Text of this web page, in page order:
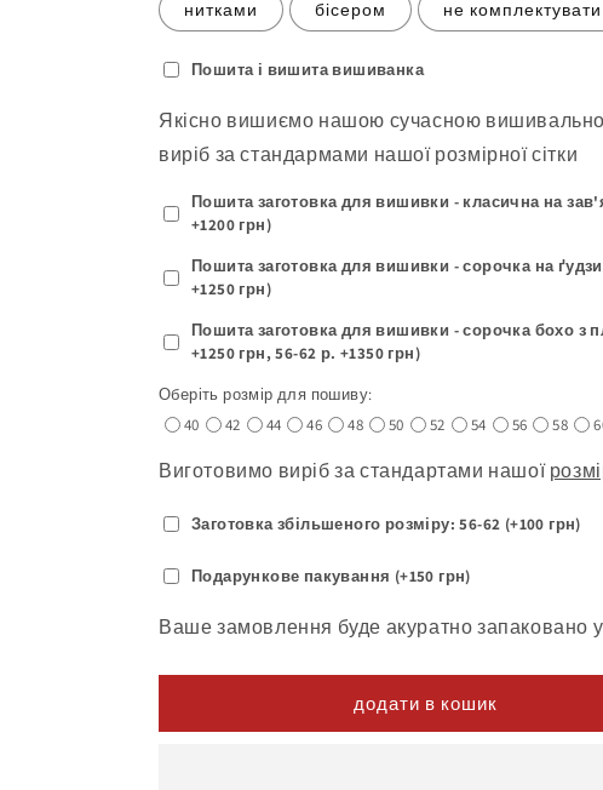
нитками бісером не комплектувати
Пошита і вишита вишиванка
Якісно вишиємо нашою сучасною
виріб за стандармами нашої розмірної сітки
Пошита заготовка для вишивки - класична на
+1200 грн)
Пошита заготовка для вишивки - сорочка на
+1250 грн)
Пошита заготовка для вишивки - сорочка бохо з
+1250 грн, 56-62 р. +1350 грн)
Оберіть розмір для пошиву:
40
42 44 46 48 50 52 54 56 58
Виготовимо виріб за стандартами нашої
Заготовка збільшеного розміру: 56-62 (+100 грн)
Подарункове пакування (+150 грн)
Ваше замовлення буде акуратно запаковано
додати в кошик